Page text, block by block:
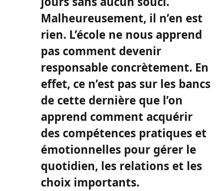
Malheureusement, il n’en est
rien. L’école ne nous apprend
pas comment devenir
responsable concrètement. En
effet, ce n’est pas sur les bancs
de cette dernière que l’on
apprend comment acquérir
des compétences pratiques et
émotionnelles pour gérer le
quotidien, les relations et les
choix importants.